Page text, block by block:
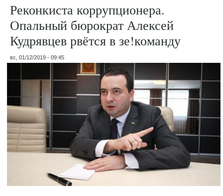
Реконкиста коррупционера.
Опальный бюрократ Алексей
Кудрявцев рвётся в зе!команду
вс, 01/12/2019 - 09:45